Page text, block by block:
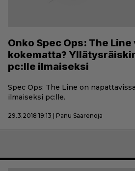
Onko Spec Ops: The Line
kokematta?
pc:lle ilmaiseksi
Spec Ops: The Line on
ilmaiseksi pc:lle.
29.3.2018 19:13 | Panu Saarenoja